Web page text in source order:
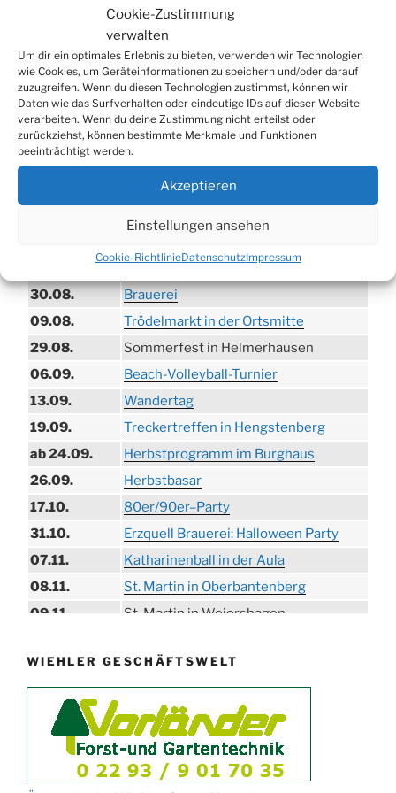
Cookie-Zustimmung
verwalten
Um dir ein optimales Erlebnis zu bieten, verwenden wir Technologien
wie Cookies, um Geräteinformationen zu speichern und/oder darauf
zuzugreifen. Wenn du diesen Technologien zustimmst, können wir
Daten wie das Surfverhalten oder eindeutige IDs auf dieser Website
verarbeiten. Wenn du deine Zustimmung nicht erteilst oder
zurückziehst, können bestimmte Merkmale und Funktionen
beeinträchtigt werden.
Akzeptieren
Einstellungen ansehen
Cookie-RichtlinieDatenschutzImpressum
30.08.
Brauerei
09.08.
Trödelmarkt in der Ortsmitte
29.08.
Sommerfest in Helmerhausen
06.09.
Beach-Volleyball-Turnier
13.09.
Wandertag
19.09.
Treckertreffen in Hengstenberg
ab 24.09.
Herbstprogramm im Burghaus
26.09.
Herbstbasar
17.10.
80er/90er–Party
31.10.
Erzquell Brauerei: Halloween Party
07.11.
Katharinenball in der Aula
08.11.
St. Martin in Oberbantenberg
09.11.
St. Martin in Weiershagen
11.11.
„DÜX“ im Burghaus
14.11.
Proklamation der Tollitäten
15.11.
Konzert Bielsteiner Männerchor
Volkstrauertag am Ehrenmal
27.11.
Anknipsfest an der Oberbantenberger
WIEHLER GESCHÄFTSWELT